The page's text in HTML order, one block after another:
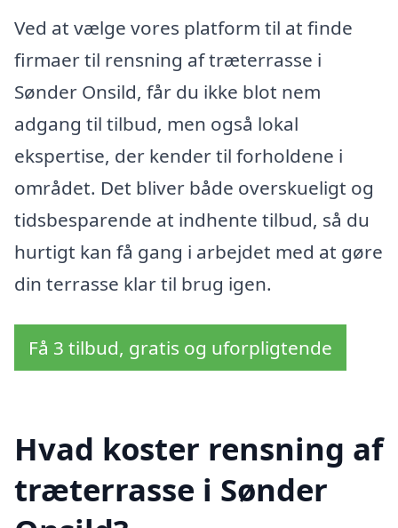
Ved at vælge vores platform til at finde
firmaer til rensning af træterrasse i
Sønder Onsild, får du ikke blot nem
adgang til tilbud, men også lokal
ekspertise, der kender til forholdene i
området. Det bliver både overskueligt og
tidsbesparende at indhente tilbud, så du
hurtigt kan få gang i arbejdet med at gøre
din terrasse klar til brug igen.
Få 3 tilbud, gratis og uforpligtende
Hvad koster rensning af
træterrasse i Sønder